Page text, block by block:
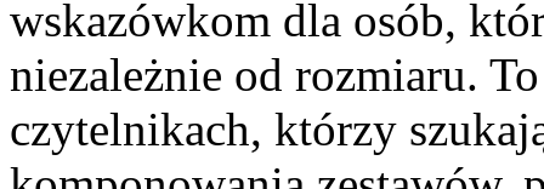
wskazówkom dla osób,
niezależnie od rozmiaru.
czytelnikach, którzy